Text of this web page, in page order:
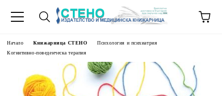
Начало Книжарница СТЕНО
Психология и психиатрия
Когнитивно-поведенческа терапия